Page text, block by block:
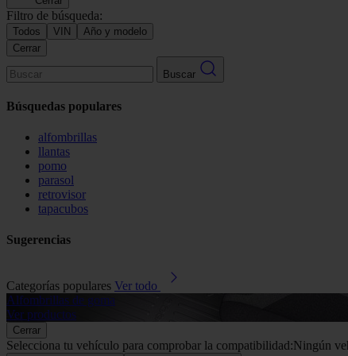
Filtro de búsqueda:
Todos VIN
Año y modelo
Cerrar
Buscar
Búsquedas populares
alfombrillas
llantas
pomo
parasol
retrovisor
tapacubos
Sugerencias
Categorías populares Ver todo
Alfombrillas de goma
Ver productos
Cerrar
Selecciona tu vehículo para comprobar la compatibilidad:Ningún